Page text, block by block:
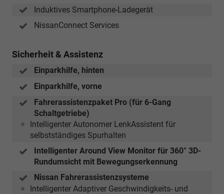
Induktives Smartphone-Ladegerät
NissanConnect Services
Sicherheit & Assistenz
Einparkhilfe, hinten
Einparkhilfe, vorne
Fahrerassistenzpaket Pro (für 6-Gang
Schaltgetriebe)
Intelligenter Autonomer LenkAssistent für
selbstständiges Spurhalten
Intelligenter Around View Monitor für 360° 3D-
Rundumsicht mit Bewegungserkennung
Nissan Fahrerassistenzsysteme
Intelligenter Adaptiver Geschwindigkeits- und